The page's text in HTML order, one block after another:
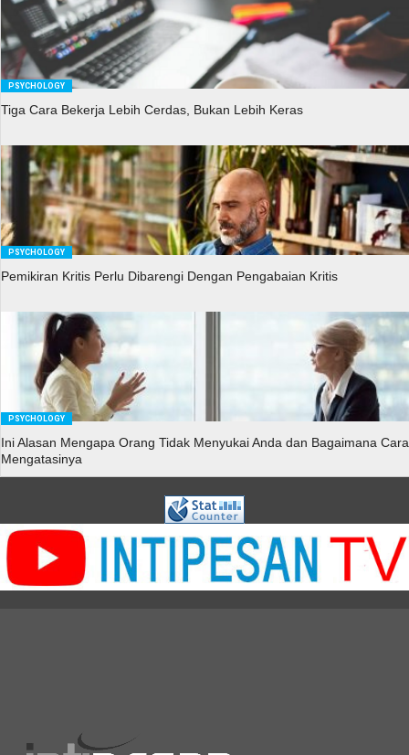
PSYCHOLOGY
Tiga Cara Bekerja Lebih Cerdas, Bukan Lebih Keras
PSYCHOLOGY
Pemikiran Kritis Perlu Dibarengi Dengan Pengabaian Kritis
PSYCHOLOGY
Ini Alasan Mengapa Orang Tidak Menyukai Anda dan Bagaimana Cara
Mengatasinya